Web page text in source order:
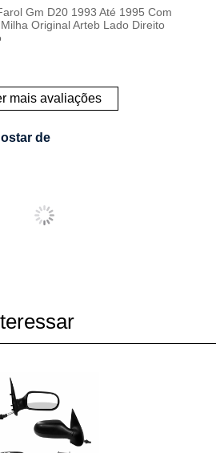
Gm D20 1993 Até 1995 Com
Original Arteb Lado Direito
mais avaliações
de